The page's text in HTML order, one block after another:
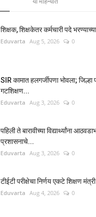
शिक्षक, शिक्षकेतर कर्मचारी पदे
Eduvarta Aug 5, 2026 0
SIR कामात हलगर्जीपणा भोवला;
गटशिक्षण...
Eduvarta Aug 3, 2026 0
पहिली ते बारावीच्या विद्यार्थ्यांना
प्रशासनाचे...
Eduvarta Aug 3, 2026 0
टीईटी परीक्षेचा निर्णय एकटे शिक्षण
Eduvarta Aug 4, 2026 0